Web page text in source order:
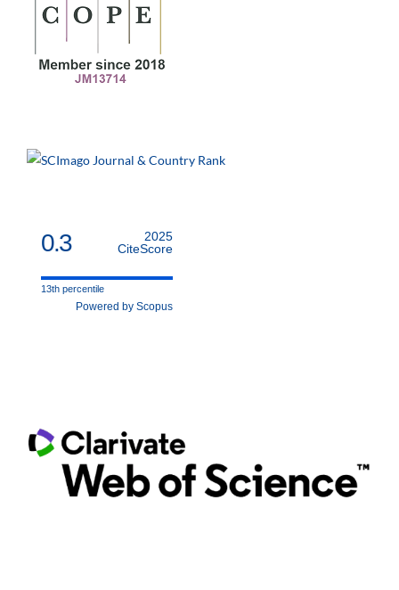
0.3
2025
CiteScore
13th percentile
Powered by Scopus